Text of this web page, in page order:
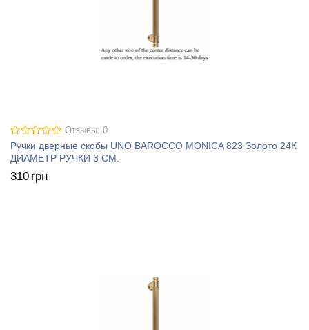
Отзывы: 0
Ручки дверные скобы UNO BAROCCO MONICA 823 Золото 24К
ДИАМЕТР РУЧКИ 3 СМ.
310 грн